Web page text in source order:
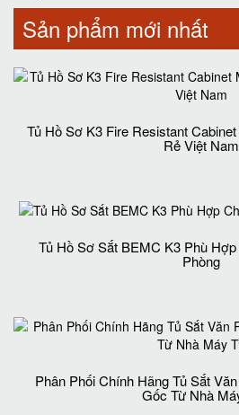
Sản phẩm mới nhất
Tủ Hồ Sơ K3 Fire Resistant
Rẻ Việt Nam
Tủ Hồ Sơ Sắt BEMC K3 Phù
Phòng
Phân Phối Chính Hãng Tủ Sắt
Gốc Từ Nhà